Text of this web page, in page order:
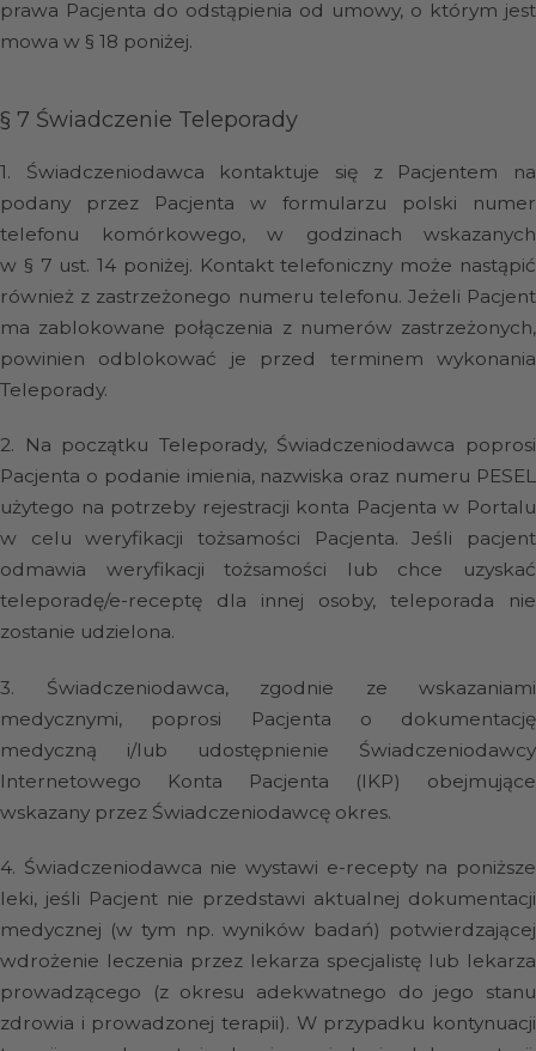
prawa Pacjenta do odstąpienia od umowy, o którym jest
mowa w § 18 poniżej.
§ 7 Świadczenie Teleporady
1.
Świadczeniodawca kontaktuje się z Pacjentem na
podany przez Pacjenta w formularzu polski numer
telefonu komórkowego, w godzinach wskazanych
w § 7 ust. 14 poniżej. Kontakt telefoniczny może nastąpić
również z zastrzeżonego numeru telefonu. Jeżeli Pacjent
ma zablokowane połączenia z numerów zastrzeżonych,
powinien odblokować je przed terminem wykonania
Teleporady.
2.
Na początku Teleporady, Świadczeniodawca poprosi
Pacjenta o podanie imienia, nazwiska oraz numeru PESEL
użytego na potrzeby rejestracji konta Pacjenta w Portalu
w celu weryfikacji tożsamości Pacjenta. Jeśli pacjent
odmawia weryfikacji tożsamości lub chce uzyskać
teleporadę/e-receptę dla innej osoby, teleporada nie
zostanie udzielona.
3.
Świadczeniodawca, zgodnie ze wskazaniami
medycznymi, poprosi Pacjenta o dokumentację
medyczną i/lub udostępnienie Świadczeniodawcy
Internetowego Konta Pacjenta (IKP) obejmujące
wskazany przez Świadczeniodawcę okres.
4. Świadczeniodawca nie wystawi e-recepty na poniższe
leki, jeśli Pacjent nie przedstawi aktualnej dokumentacji
medycznej (w tym np. wyników badań) potwierdzającej
wdrożenie leczenia przez lekarza specjalistę lub lekarza
prowadzącego (z okresu adekwatnego do jego stanu
zdrowia i prowadzonej terapii). W przypadku kontynuacji